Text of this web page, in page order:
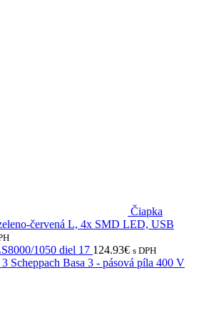
Čiapka
červená L, 4x SMD LED, USB
1050 diel 17 124.93€ s DPH
Scheppach Basa 3 - pásová píla 400 V